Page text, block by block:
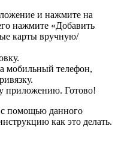
и нажмите на
нажмите «Добавить
карты вручную/
мобильный телефон,
приложению. Готово!
с помощью данного
как это делать.